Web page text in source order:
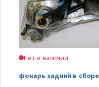
Нет в наличии
фонарь задний в сборе